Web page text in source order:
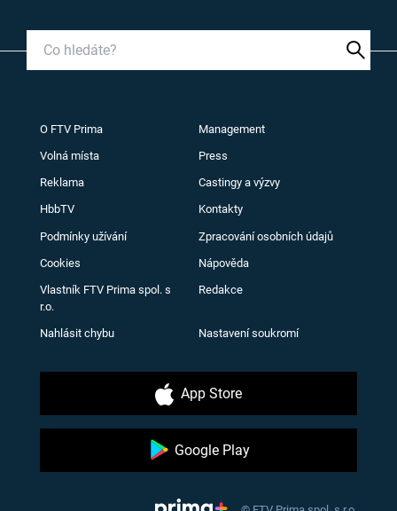
O FTV Prima Management
Volná místa Press
Reklama Castingy a výzvy
HbbTV Kontakty
Podmínky užívání Zpracování osobních údajů
Cookies Nápověda
Vlastník FTV Prima spol. s
r.o.
Redakce
Nahlásit chybu Nastavení soukromí
App Store
Google Play